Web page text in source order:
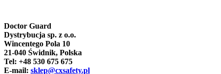
Doctor Guard
Dystrybucja sp. z o.o.
Wincentego Pola 10
21-040 Świdnik, Polska
Tel: +48 530 675 675
E-mail: sklep@cxsafety.pl